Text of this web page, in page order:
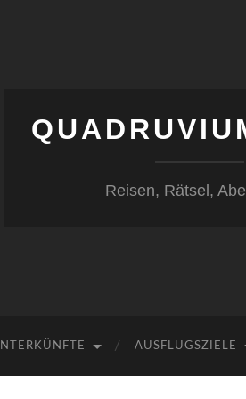
Reisen, Rätsel,
AUSFLUGSZIELE